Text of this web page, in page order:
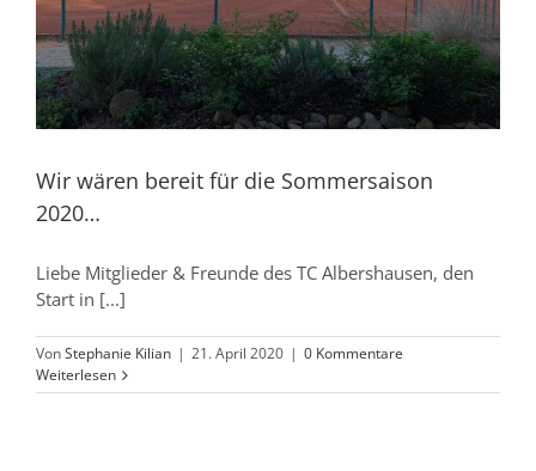
Wir wären bereit für die Sommersaison
2020…
Liebe Mitglieder & Freunde des TC Albershausen, den
Start in [...]
VonStephanie Kilian | 21. April 2020 | 0 Kommentare
Weiterlesen